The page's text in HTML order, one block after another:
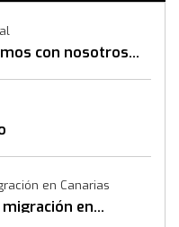
con nosotros
en Canarias
en